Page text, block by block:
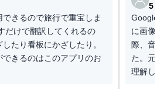
きるので旅行で重宝しま
だけで翻訳してくれるの
たり看板にかざしたり。
きるのはこのアプリのお
5
Google
に画像翻
際、音が
た。元の
理解しや